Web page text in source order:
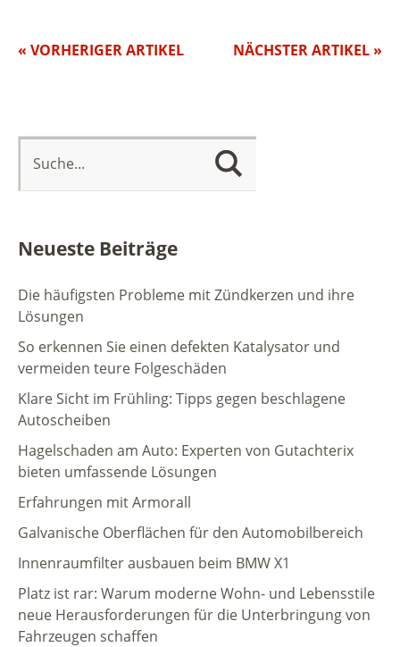
NÄCHSTER ARTIKEL »
« VORHERIGER ARTIKEL
Neueste Beiträge
Die häufigsten Probleme mit Zündkerzen und ihre
Lösungen
So erkennen Sie einen defekten Katalysator und
vermeiden teure Folgeschäden
Klare Sicht im Frühling: Tipps gegen beschlagene
Autoscheiben
Hagelschaden am Auto: Experten von Gutachterix
bieten umfassende Lösungen
Erfahrungen mit Armorall
Galvanische Oberflächen für den Automobilbereich
Innenraumfilter ausbauen beim BMW X1
Platz ist rar: Warum moderne Wohn- und Lebensstile
neue Herausforderungen für die Unterbringung von
Fahrzeugen schaffen